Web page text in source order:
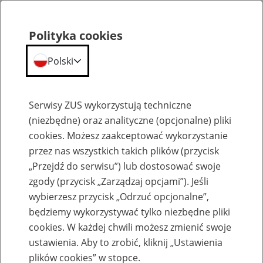
Emerytury
Baza zlikwidowanych lub
przekształconych zakładów pracy
Polityka cookies
Polski
Serwisy ZUS wykorzystują techniczne
(niezbędne) oraz analityczne (opcjonalne) pliki
cookies. Możesz zaakceptować wykorzystanie
przez nas wszystkich takich plików (przycisk
„Przejdź do serwisu”) lub dostosować swoje
zgody (przycisk „Zarządzaj opcjami”). Jeśli
wybierzesz przycisk „Odrzuć opcjonalne”,
będziemy wykorzystywać tylko niezbędne pliki
cookies. W każdej chwili możesz zmienić swoje
ustawienia. Aby to zrobić, kliknij „Ustawienia
plików cookies” w stopce.